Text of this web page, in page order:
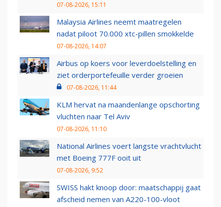
07-08-2026, 15:11
Malaysia Airlines neemt maatregelen
nadat piloot 70.000 xtc-pillen smokkelde
07-08-2026, 14:07
Airbus op koers voor leverdoelstelling en
ziet orderportefeuille verder groeien
07-08-2026, 11:44
KLM hervat na maandenlange opschorting
vluchten naar Tel Aviv
07-08-2026, 11:10
National Airlines voert langste vrachtvlucht
met Boeing 777F ooit uit
07-08-2026, 9:52
SWISS hakt knoop door: maatschappij gaat
afscheid nemen van A220-100-vloot